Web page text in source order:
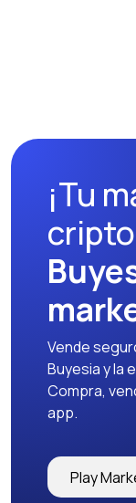
dispositivos
¡Tu
Vende
Buyesia y la
Compra,
app.
Play